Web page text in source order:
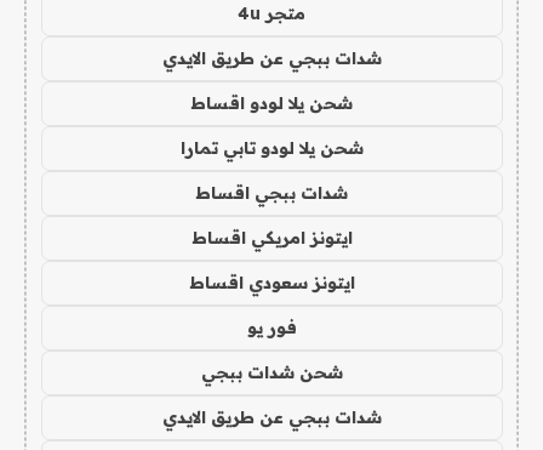
متجر 4u
شدات ببجي عن طريق الايدي
شحن يلا لودو اقساط
شحن يلا لودو تابي تمارا
شدات ببجي اقساط
ايتونز امريكي اقساط
ايتونز سعودي اقساط
فور يو
شحن شدات ببجي
شدات ببجي عن طريق الايدي